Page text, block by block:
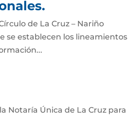
de La Cruz – Nariño
se establecen los lineamientos
Notaría Única de La Cruz para